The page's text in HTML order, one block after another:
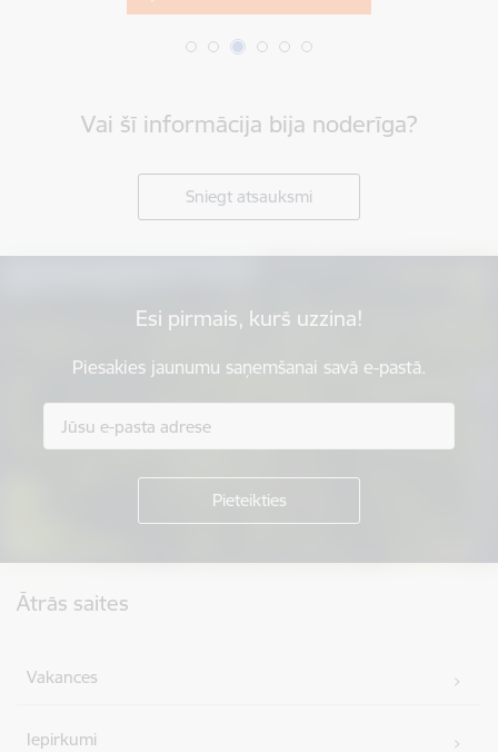
Vai šī informācija bija noderīga?
Sniegt atsauksmi
Esi pirmais, kurš uzzina!
Piesakies jaunumu saņemšanai savā e-pastā.
Ātrās saites
Vakances
Iepirkumi